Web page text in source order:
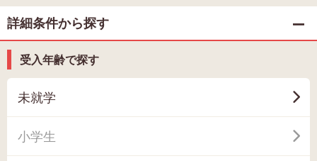
詳細条件から探す
受入年齢で探す
未就学
小学生